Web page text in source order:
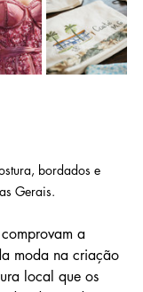
bordados e
Gerais.
a
moda na criação
local que os